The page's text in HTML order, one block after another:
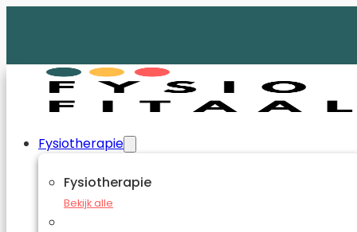
Fysiotherapie
Fysiotherapie
Bekijk alle